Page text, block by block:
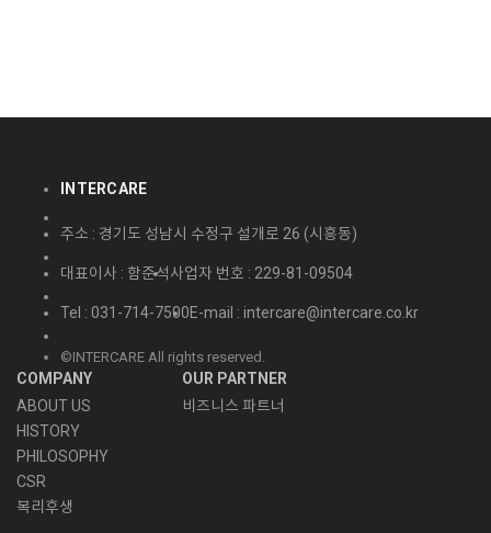
INTERCARE
주소 : 경기도 성남시 수정구 설개로 26 (시흥동)
대표이사 : 함준석사업자 번호 : 229-81-09504
Tel : 031-714-7500E-mail : intercare@intercare.co.kr
©INTERCARE All rights reserved.
COMPANY
ABOUT US
HISTORY
PHILOSOPHY
CSR
복리후생
OUR PARTNER
비즈니스 파트너